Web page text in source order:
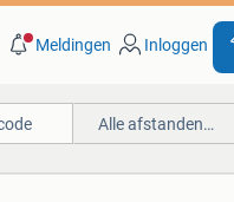
Meldingen Inloggen
Alle afstanden…